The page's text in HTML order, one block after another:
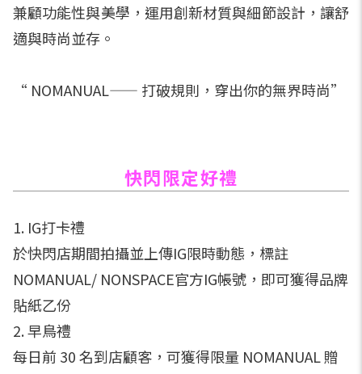
兼顧功能性與美學，運用創新材質與細節設計，讓舒
適與時尚並存。
“ NOMANUAL—— 打破規則，穿出你的無界時尚”
快閃限定好禮
1. IG打卡禮
於快閃店期間拍攝並上傳IG限時動態，標註
NOMANUAL/ NONSPACE官方IG帳號，即可獲得品牌
貼紙乙份
2. 早鳥禮
每日前 30 名到店顧客，可獲得限量 NOMANUAL 贈